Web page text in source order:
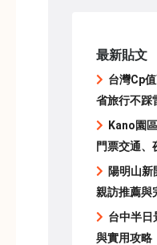
最新貼文
台灣Cp
省旅行不踩
Kano園
門票交通、
陽明山新
親訪推薦與
台中半日
與實用攻略